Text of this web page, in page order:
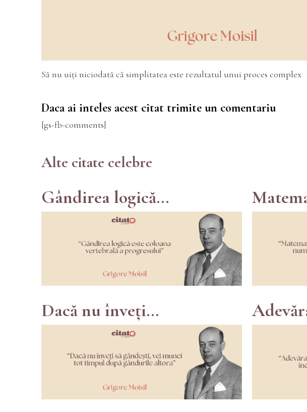
Să nu uiți niciodată că simplitatea este rezultatul unui proces complex
Daca ai inteles acest citat trimite un comentariu
[gs-fb-comments]
Alte citate celebre
Gândirea logică...
Dacă nu înveți...